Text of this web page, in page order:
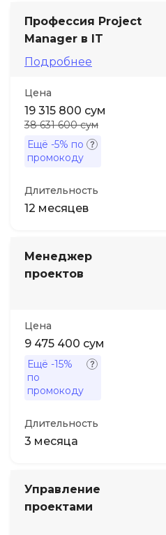
Профессия Project
Manager в IT
Подробнее
Цена
19 315 800 сум
38 631 600 сум
Ещё -5% по
промокоду
Длительность
12 месяцев
Менеджер
проектов
Цена
9 475 400 сум
Ещё -15%
по
промокоду
Длительность
3 месяца
Управление
проектами